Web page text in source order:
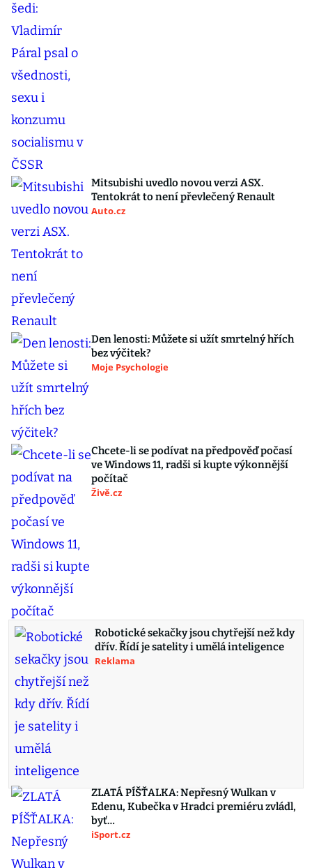
Mitsubishi uvedlo novou verzi ASX.
Tentokrát to není převlečený Renault
Auto.cz
Den lenosti: Můžete si užít smrtelný hřích
bez výčitek?
Moje Psychologie
Chcete-li se podívat na předpověď počasí
ve Windows 11, radši si kupte výkonnější
počítač
Živě.cz
Robotické sekačky jsou chytřejší než kdy
dřív. Řídí je satelity i umělá inteligence
Reklama
ZLATÁ PÍŠŤALKA: Nepřesný Wulkan v
Edenu, Kubečka v Hradci premiéru zvládl,
byť…
iSport.cz